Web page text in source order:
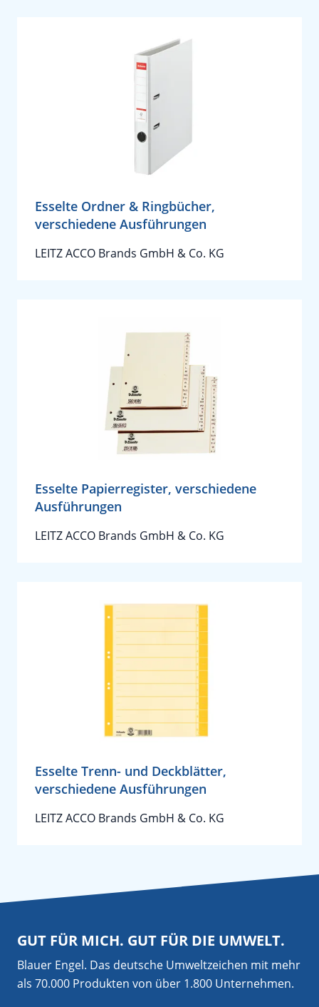
Esselte Ordner & Ringbücher,
verschiedene Ausführungen
LEITZ ACCO Brands GmbH & Co. KG
Esselte Papierregister, verschiedene
Ausführungen
LEITZ ACCO Brands GmbH & Co. KG
Esselte Trenn- und Deckblätter,
verschiedene Ausführungen
LEITZ ACCO Brands GmbH & Co. KG
GUT FÜR MICH. GUT FÜR DIE UMWELT.
Blauer Engel. Das deutsche Umweltzeichen mit mehr
als 70.000 Produkten von über 1.800 Unternehmen.